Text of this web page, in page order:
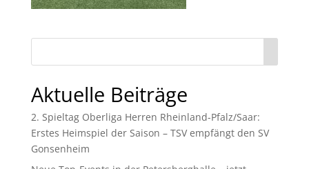
Aktuelle Beiträge
2. Spieltag Oberliga Herren Rheinland-Pfalz/Saar:
Erstes Heimspiel der Saison – TSV empfängt den SV
Gonsenheim